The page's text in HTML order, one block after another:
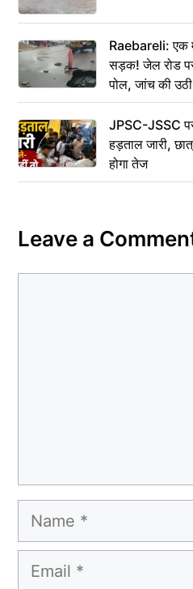
Raebareli: एक
सड़क! जेल रोड पर
पोल, जांच की उठी
JPSC-JSSC
हड़ताल जारी,
होगा तेज
Leave a
Name
Email